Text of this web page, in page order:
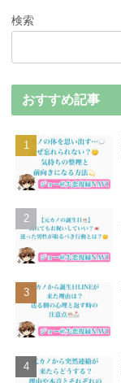
検索
おすすめ記事